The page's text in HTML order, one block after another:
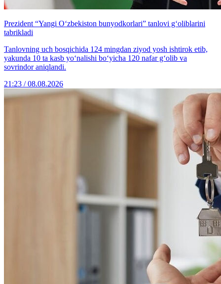
Prezident “Yangi O‘zbekiston bunyodkorlari” tanlovi g‘oliblarini
tabrikladi
Tanlovning uch bosqichida 124 mingdan ziyod yosh ishtirok etib,
yakunda 10 ta kasb yo‘nalishi bo‘yicha 120 nafar g‘olib va
sovrindor aniqlandi.
21:23 / 08.08.2026